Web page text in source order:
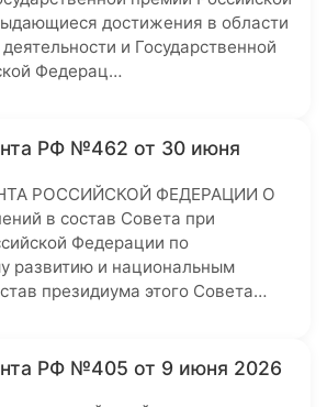
достижения в области
и Государственной
Федерац…
РФ №462 от 30 июня
РОССИЙСКОЙ ФЕДЕРАЦИИ О
в состав Совета при
Федерации по
развитию и национальным
президиума этого Совета…
РФ №405 от 9 июня 2026